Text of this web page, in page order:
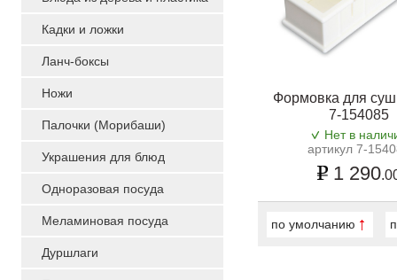
Кадки и ложки
Ланч-боксы
Ножи
Палочки (Морибаши)
Украшения для блюд
Одноразовая посуда
Меламиновая посуда
Дуршлаги
Формовка для
7-154085
Нет в
артикул 7-
1 290
по умолчанию